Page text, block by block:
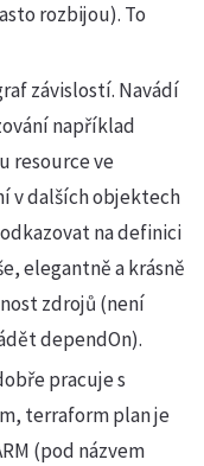
rozbijou). To
závislostí. Navádí
například
resource ve
v dalších objektech
na definici
elegantně a krásně
zdrojů (není
dependOn).
pracuje s
terraform plan je
(pod názvem